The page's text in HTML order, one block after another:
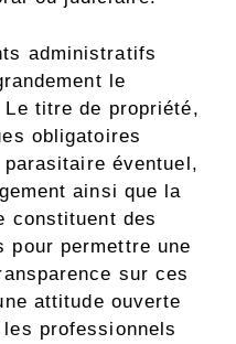
administratifs
le
Le titre de propriété,
obligatoires
éventuel,
ainsi que la
constituent des
pour permettre une
sur ces
attitude ouverte
professionnels